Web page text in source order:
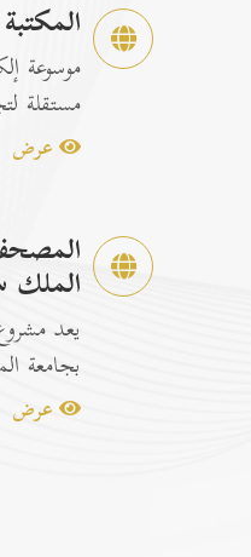
موسوعة
مستقلة
الشاملة
عرض
يعد
بجامعة
متكاملة
عرض